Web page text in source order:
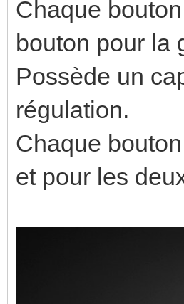
Chaque
bouton pour la
Possède un
régulation.
Chaque
et pour les